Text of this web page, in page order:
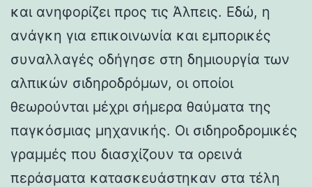
και ανηφορίζει προς τις Άλπεις. Εδώ, η
ανάγκη για επικοινωνία και εμπορικές
συναλλαγές οδήγησε στη δημιουργία των
αλπικών σιδηροδρόμων, οι οποίοι
θεωρούνται μέχρι σήμερα θαύματα της
παγκόσμιας μηχανικής. Οι σιδηροδρομικές
γραμμές που διασχίζουν τα ορεινά
περάσματα κατασκευάστηκαν στα τέλη